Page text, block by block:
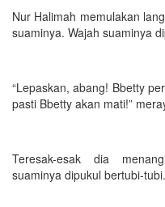
Nur Halimah memulakan
suaminya. Wajah suaminya
“Lepaskan, abang! Bbetty
pasti Bbetty akan mati!”
Teresak-esak dia
suaminya dipukul bertubi-tubi.